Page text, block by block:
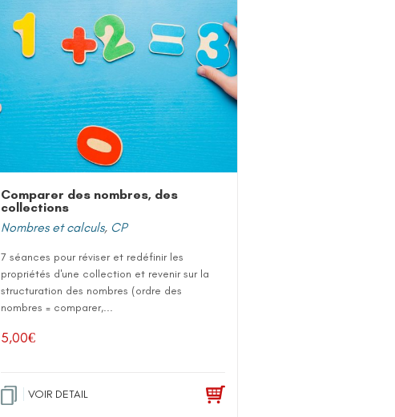
Comparer des nombres, des
collections
Nombres et calculs, CP
7 séances pour réviser et redéfinir les
propriétés d'une collection et revenir sur la
structuration des nombres (ordre des
nombres = comparer,...
5,00€
VOIR DETAIL